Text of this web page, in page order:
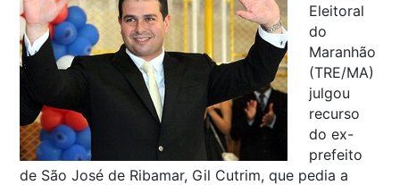
Eleitoral
do
Maranhão
(TRE/MA)
julgou
recurso
do ex-
prefeito
de São José de Ribamar, Gil Cutrim, que pedia a